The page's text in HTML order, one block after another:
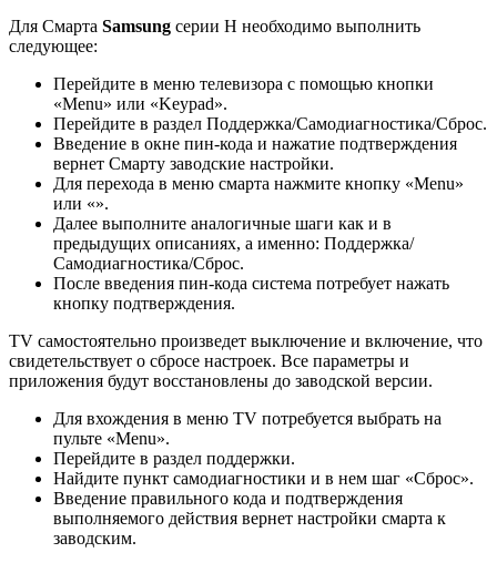
Для Смарта Samsung серии H необходимо выполнить
следующее:
Перейдите в меню телевизора с помощью кнопки
«Menu» или «Keypad».
Перейдите в раздел Поддержка/Самодиагностика/Сброс.
Введение в окне пин-кода и нажатие подтверждения
вернет Смарту заводские настройки.
Для перехода в меню смарта нажмите кнопку «Menu»
или «».
Далее выполните аналогичные шаги как и в
предыдущих описаниях, а именно: Поддержка/
Самодиагностика/Сброс.
После введения пин-кода система потребует нажать
кнопку подтверждения.
TV самостоятельно произведет выключение и включение, что
свидетельствует о сбросе настроек. Все параметры и
приложения будут восстановлены до заводской версии.
Для вхождения в меню TV потребуется выбрать на
пульте «Menu».
Перейдите в раздел поддержки.
Найдите пункт самодиагностики и в нем шаг «Сброс».
Введение правильного кода и подтверждения
выполняемого действия вернет настройки смарта к
заводским.